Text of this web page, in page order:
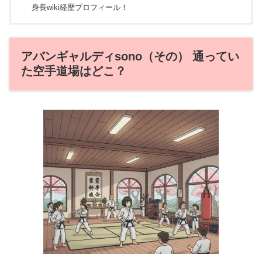
身長wiki経歴プロフィール！
アバンギャルディsono（その） 通ってい
た空手道場はどこ？